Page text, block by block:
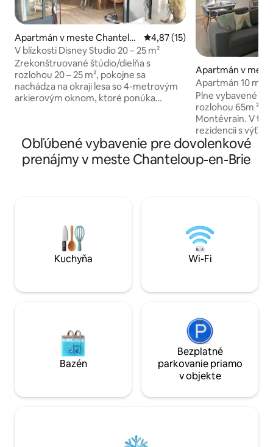
Apartmán v meste Chantelo
up-en-Brie
Priemerné ohodnotenie 4,87
4,87 (15)
V blízkosti Disney Studio 20 – 25 m²
Zrekonštruované štúdio/dielňa s
rozlohou 20 – 25 m², pokojne sa
nachádza na okraji lesa so 4-metrovým
arkierovým oknom, ktoré ponúka
kútom, kamenným umývadlom a
toaletou. Terasa so stolom na slnečné
dni. Kuchynský kút (varná
vzrušením! Nachádza sa na súkromnom
Apartmán v
in
Apartmán 10
Paríž/Vallée
Plne vybavené a
rozlohou 65m ² s
Montévrain. V
rezidencii s
bezplatného
rezidenciou. Byt sa nachádza v skvelej
lokalite: - Disneyland Paríž - 10 minút
D'Europe - 35 minút) Obchod v
vzdialenosti:
reštaurácie...
Obľúbené vybavenie pre dovolenkové
prenájmy v meste Chanteloup-en-Brie
Kuchyňa Wi-Fi
Bazén
Bezplatné
parkovanie priamo
v objekte